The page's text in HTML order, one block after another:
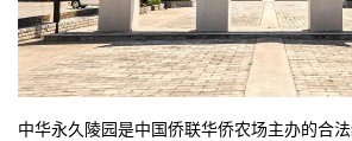
中华永久陵园是中国侨联华侨农场主办的合